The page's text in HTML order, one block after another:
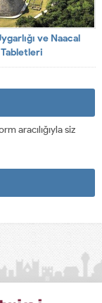
ve Naacal
Tabletleri
aracılığıyla siz